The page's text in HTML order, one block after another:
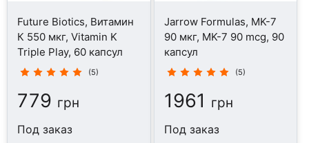
Future Biotics, Витамин
К 550 мкг, Vitamin K
Triple Play, 60 капсул
(5)
779 грн
Под заказ
Jarrow Formulas, MK-7
90 мкг, MK-7 90 mcg, 90
капсул
(5)
1961 грн
Под заказ